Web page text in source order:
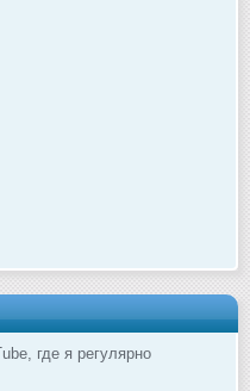
где я регулярно